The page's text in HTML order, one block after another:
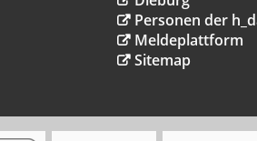
Personen der
Meldeplattform
Sitemap